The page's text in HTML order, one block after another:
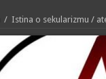
/ Istina o sekularizmu /